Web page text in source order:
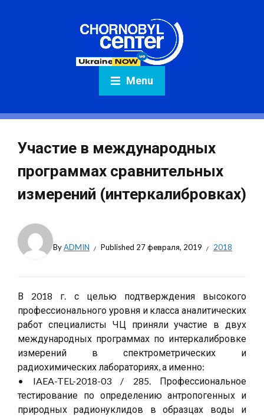
Menu
Участие в международных
программах сравнительных
измерений (интеркалибровках)
ByADMIN Published 27 февраля, 2019 2018
В 2018 г. с целью подтверждения высокого
профессионального уровня и класса аналитических
работ специалисты ЧЦ приняли участие в двух
международных программах по интеркалибровке
измерений в спектрометрических и
радиохимических лабораториях, а именно:
• IAEA-TEL-2018-03 / 285. Профессиональное
тестирование по определению антропогенных и
природных радионуклидов в образцах воды и